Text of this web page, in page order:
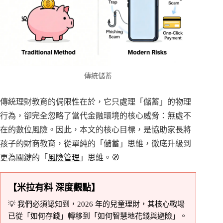
傳統儲蓄
傳統理財教育的侷限性在於，它只處理「儲蓄」的物理
行為，卻完全忽略了當代金融環境的核心威脅：無處不
在的數位風險。因此，本文的核心目標，是協助家長將
孩子的財商教育，從單純的「儲蓄」思維，徹底升級到
更為關鍵的「 風險管理 」思維。🧭
【米拉有料 深度觀點】
💡 我們必須認知到，2026 年的兒童理財，其核心戰場
已從「如何存錢」轉移到「如何智慧地花錢與避險」。